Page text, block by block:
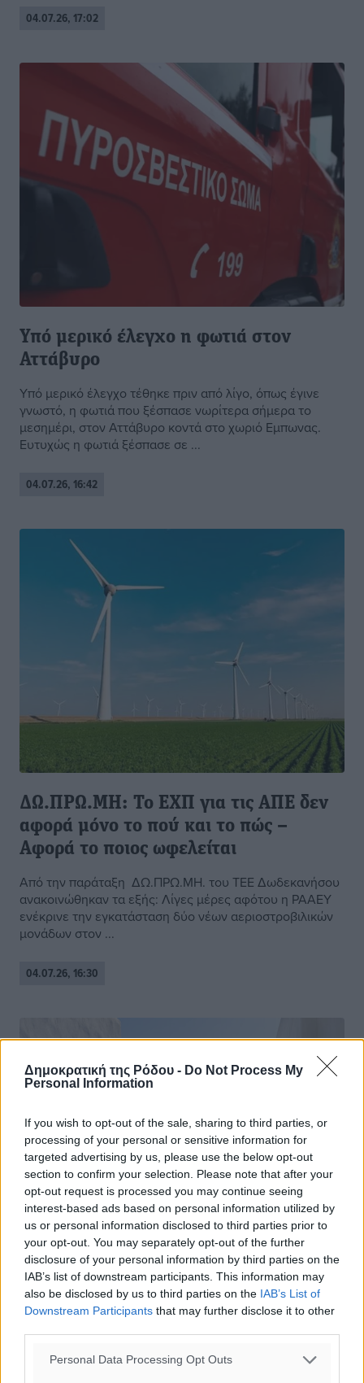
Δημοκρατική της Ρόδου - Do Not Process My
Personal Information
If you wish to opt-out of the sale, sharing to third parties, or
processing of your personal or sensitive information for
targeted advertising by us, please use the below opt-out
section to confirm your selection. Please note that after your
opt-out request is processed you may continue seeing
interest-based ads based on personal information utilized by
us or personal information disclosed to third parties prior to
your opt-out. You may separately opt-out of the further
disclosure of your personal information by third parties on the
IAB’s list of downstream participants. This information may
also be disclosed by us to third parties on the IAB’s List of
Downstream Participants that may further disclose it to other
Personal Data Processing Opt Outs
04.07.26, 17:02
Υπό μερικό έλεγχο η φωτιά στον
Αττάβυρο
Υπό μερικό έλεγχο τέθηκε πριν από λίγο, όπως έγινε
γνωστό, η φωτιά που ξέσπασε νωρίτερα σήμερα το
μεσημέρι, στον Αττάβυρο κοντά στο χωριό Εμπωνας.
Ευτυχώς η φωτιά ξέσπασε σε ...
04.07.26, 16:42
ΔΩ.ΠΡΩ.ΜΗ: Το ΕΧΠ για τις ΑΠΕ δεν
αφορά μόνο το πού και το πώς –
Αφορά το ποιος ωφελείται
Από την παράταξη ΔΩ.ΠΡΩ.ΜΗ. του ΤΕΕ Δωδεκανήσου
ανακοινώθηκαν τα εξής: Λίγες μέρες αφότου η ΡΑΑΕΥ
ενέκρινε την εγκατάσταση δύο νέων αεριοστροβιλικών
μονάδων στον ...
04.07.26, 16:30
Πώς είναι η ζωή στους Λειψούς για
ένα ζευγάρι που επέλεξε να μείνει στο
νησί και άνοιξε ταβέρνα
Μεσημέρι, γύρω στις 12, φτάνει το καράβι μου στους